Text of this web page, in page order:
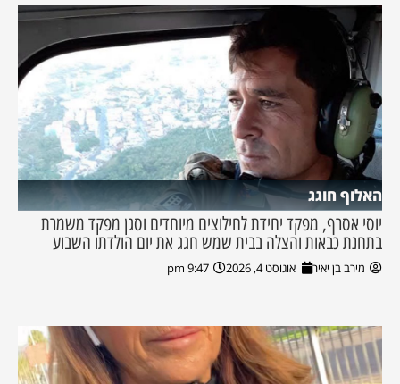
האלוף חוגג
יוסי אסרף, מפקד יחידת לחילוצים מיוחדים וסגן מפקד משמרת
בתחנת כבאות והצלה בבית שמש חגג את יום הולדתו השבוע
מירב בן יאיר אוגוסט 4, 2026 9:47 pm